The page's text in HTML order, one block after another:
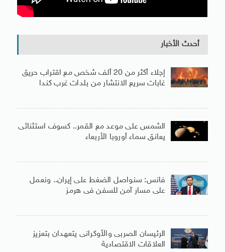
أحدث الأخبار
إجلاء أكثر من 20 ألف شخص مع اقتراب حريق
غابات سريع الانتشار من بلدات غرب كندا
الشمس على موعد مع القمر.. كسوف استثنائى
يعانق سماء أوروبا الأربعاء
فانس: سنواصل الضغط على إيران.. ونعمل
على مسار آمن للسفن فى هرمز
الرئيسان الصربى والأوكرانى يتعهدان بتعزيز
العلاقات الاقتصادية